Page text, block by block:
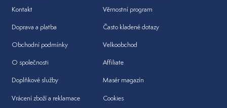
Kontakt
Doprava a platba
Obchodní podmínky
O společnosti
Doplňkové služby
Vrácení zboží a reklamace
Věrnostní program
Často kladené dotazy
Velkoobchod
Affiliate
Masér magazín
Cookies